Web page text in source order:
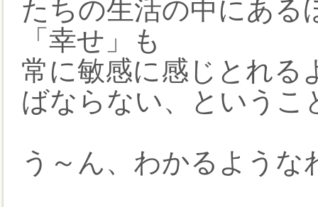
たちの生活の中にある
「幸せ」も
常に敏感に感じとれる
ばならない、というこ
う～ん、わかるよう